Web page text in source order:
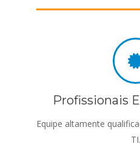
Profissionais
Equipe altamente
TI.